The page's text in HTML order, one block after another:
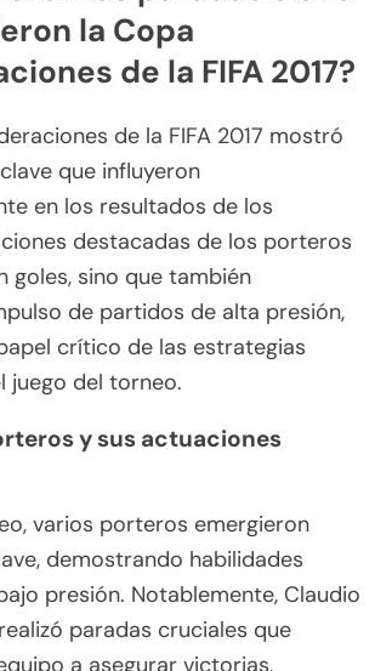
la Copa
de la FIFA 2017?
de la FIFA 2017 mostró
que influyeron
en los resultados de los
destacadas de los porteros
goles, sino que también
de partidos de alta presión,
crítico de las estrategias
juego del torneo.
y sus actuaciones
varios porteros emergieron
demostrando habilidades
presión. Notablemente, Claudio
paradas cruciales que
a asegurar victorias,